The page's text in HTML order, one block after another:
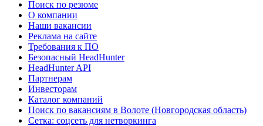
Поиск по резюме
О компании
Наши вакансии
Реклама на сайте
Требования к ПО
Безопасный HeadHunter
HeadHunter API
Партнерам
Инвесторам
Каталог компаний
Поиск по вакансиям в Волоте (Новгородская область)
Сетка: соцсеть для нетворкинга